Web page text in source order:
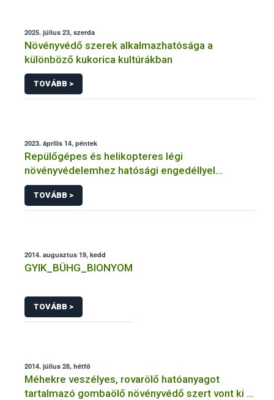
2025. július 23, szerda
Növényvédő szerek alkalmazhatósága a
különböző kukorica kultúrákban
TOVÁBB >
2023. április 14, péntek
Repülőgépes és helikopteres légi
növényvédelemhez hatósági engedéllyel
rendelkező szervezetek
TOVÁBB >
2014. augusztus 19, kedd
GYIK_BÜHG_BIONYOM
TOVÁBB >
2014. július 28, hétfő
Méhekre veszélyes, rovarölő hatóanyagot
tartalmazó gombaölő növényvédő szert vont ki a